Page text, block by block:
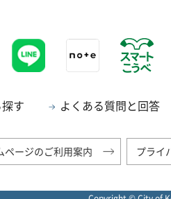
す よくある質問と回答
ページのご利用案内 プライ